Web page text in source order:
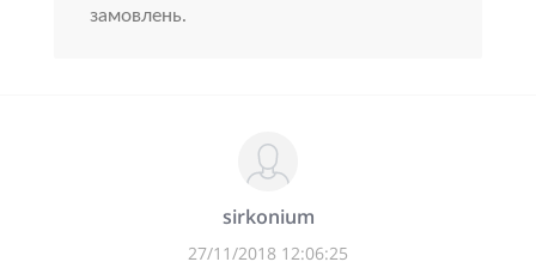
замовлень.
sirkonium
27/11/2018 12:06:25